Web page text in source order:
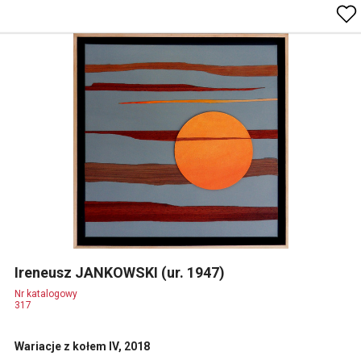
Ireneusz JANKOWSKI (ur. 1947)
Nr katalogowy
317
Wariacje z kołem IV, 2018